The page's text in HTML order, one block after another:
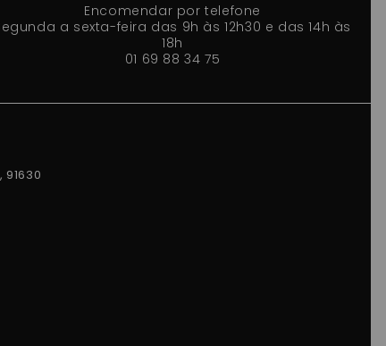
Encomendar por telefone
a sexta-feira das 9h às 12h30 e das 14h às
18h
01 69 88 34 75